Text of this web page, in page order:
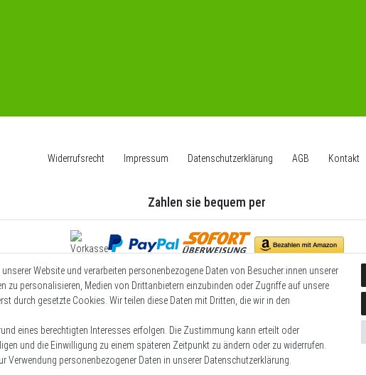
Widerrufs­recht Impressum Daten­schutz­erklärung AGB Kontakt
Zahlen sie bequem per
Wir versenden mit
Website und verarbeiten personenbezogene Daten von Besucher:innen unserer
zu personalisieren, Medien von Drittanbietern einzubinden oder Zugriffe auf unsere
durch gesetzte Cookies. Wir teilen diese Daten mit Dritten, die wir in den
eines berechtigten Interesses erfolgen. Die Zustimmung kann erteilt oder
und die Einwilligung zu einem späteren Zeitpunkt zu ändern oder zu widerrufen.
Verwendung personenbezogener Daten in unserer Daten­schutz­erklärung
© Copyright 2026 | Alle Rechte vorbehalten.